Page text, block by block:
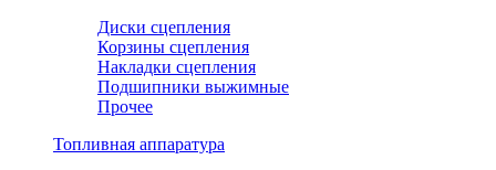
Диски сцепления
Корзины сцепления
Накладки сцепления
Подшипники выжимные
Прочее
Топливная аппаратура